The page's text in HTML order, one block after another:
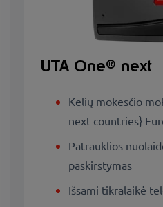
UTA One® next
Kelių mokesčio
next countries}
Patrauklios
paskirstymas
Išsami tikralaikė